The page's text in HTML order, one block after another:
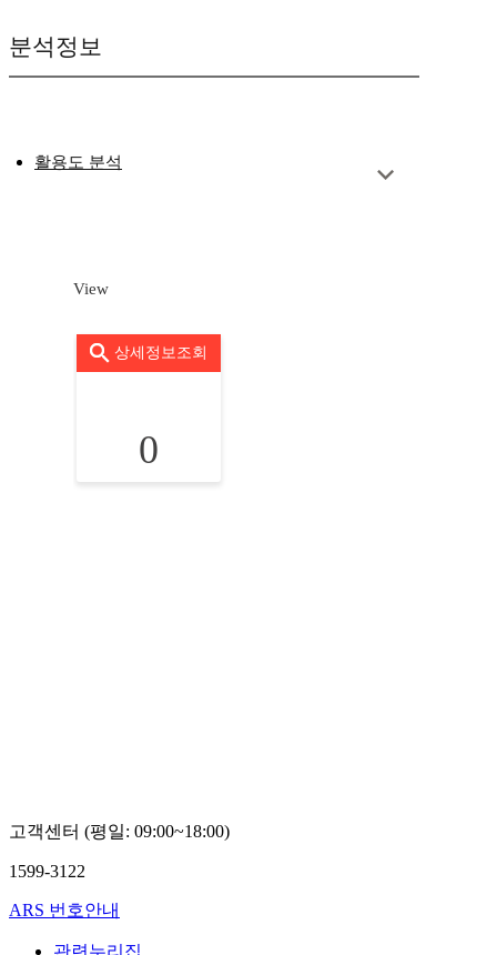
분석정보
활용도 분석
View
상세정보조회
0
고객센터 (평일: 09:00~18:00)
1599-3122
ARS 번호안내